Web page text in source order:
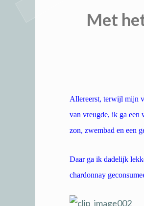
Met
Allereerst, terwijl mijn
van vreugde, ik ga een
zon, zwembad en een
Daar ga ik dadelijk
chardonnay